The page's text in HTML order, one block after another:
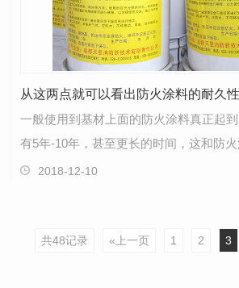
从这两点就可以看出防火涂料的耐久性
一般使用到基材上面的防火涂料真正起
有5年-10年，甚至更长的时间，这和防
常重要的，那么可以从哪些方面看出防
2018-12-10
共48记录 «上一页 1 2 3